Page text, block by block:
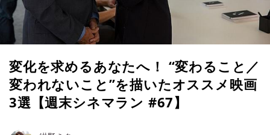
変化を求めるあなたへ！ “変わること／
変われないこと”を描いたオススメ映画
3選【週末シネマラン #67】